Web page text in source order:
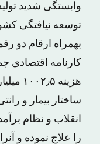
وابستگی شدید
توسعه نیافتگی
بهمراه ارقام دو
کارنامه اقتصادی
هزینه
ساختار بیمار و
انقلاب و نظام
را علاج نموده و